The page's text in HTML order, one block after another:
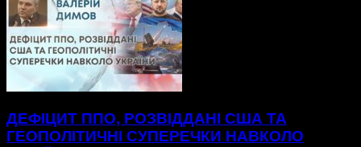
ДЕФІЦИТ ППО, РОЗВІДДАНІ США ТА
ГЕОПОЛІТИЧНІ СУПЕРЕЧКИ НАВКОЛО